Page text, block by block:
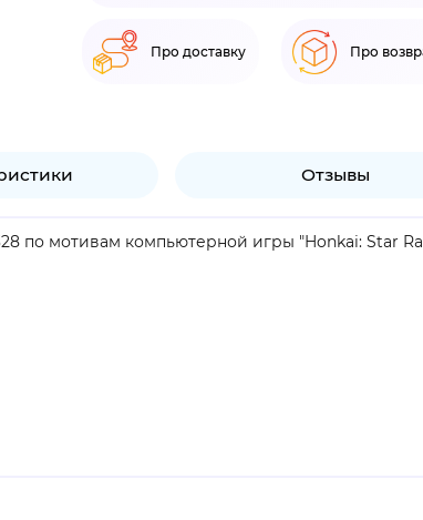
Про доставку Про
Отзывы
по мотивам компьютерной игры "Honkai: Star